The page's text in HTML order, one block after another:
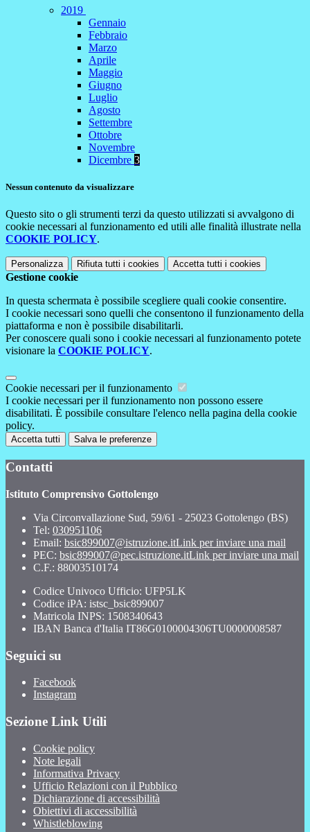
2019
Gennaio
Febbraio
Marzo
Aprile
Maggio
Giugno
Luglio
Agosto
Settembre
Ottobre
Novembre
Dicembre 3
Nessun contenuto da visualizzare
Questo sito o gli strumenti terzi da questo utilizzati si avvalgono di
cookie necessari al funzionamento ed utili alle finalità illustrate nella
COOKIE POLICY.
Personalizza Rifiuta tutti i cookies Accetta tutti i cookies
Gestione cookie
In questa schermata è possibile scegliere quali cookie consentire.
I cookie necessari sono quelli che consentono il funzionamento della
piattaforma e non è possibile disabilitarli.
Per conoscere quali sono i cookie necessari al funzionamento potete
visionare la COOKIE POLICY.
Cookie necessari per il funzionamento
I cookie necessari per il funzionamento non possono essere
disabilitati. È possibile consultare l'elenco nella pagina della cookie
policy.
Accetta tutti Salva le preferenze
Contatti
Istituto Comprensivo Gottolengo
Via Circonvallazione Sud, 59/61 - 25023 Gottolengo (BS)
Tel: 030951106
Email: bsic899007@istruzione.itLink per inviare una mail
PEC: bsic899007@pec.istruzione.itLink per inviare una mail
C.F.: 88003510174
Codice Univoco Ufficio: UFP5LK
Codice iPA: istsc_bsic899007
Matricola INPS: 1508340643
IBAN Banca d'Italia IT86G0100004306TU0000008587
Seguici su
Facebook
Instagram
Sezione Link Utili
Cookie policy
Note legali
Informativa Privacy
Ufficio Relazioni con il Pubblico
Dichiarazione di accessibilità
Obiettivi di accessibilità
Whistleblowing